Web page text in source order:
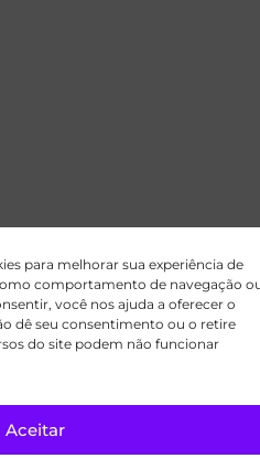
para melhorar sua experiência de
comportamento de navegação
você nos ajuda a oferecer o
dê seu consentimento ou o retire
do site podem não funcionar
Aceitar